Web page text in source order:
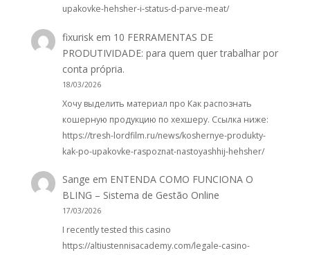
upakovke-hehsher-i-status-d-parve-meat/
fixurisk em 10 FERRAMENTAS DE
PRODUTIVIDADE: para quem quer trabalhar por
conta própria.
18/03/2026
Хочу выделить материал про Как распознать
кошерную продукцию по хехшеру. Ссылка ниже:
https://tresh-lordfilm.ru/news/koshernye-produkty-
kak-po-upakovke-raspoznat-nastoyashhij-hehsher/
Sange em ENTENDA COMO FUNCIONA O
BLING – Sistema de Gestão Online
17/03/2026
I recently tested this casino
https://altiustennisacademy.com/legale-casino-